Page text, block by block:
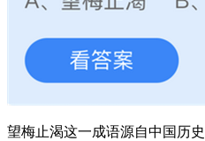
望梅止渴这一成语源自中国历